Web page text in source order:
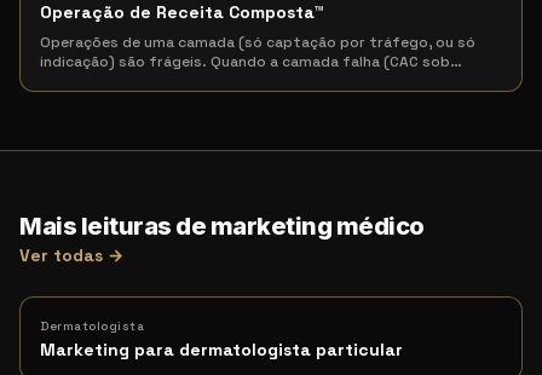
Operação de Receita Composta™
Operações de uma camada (só captação por tráfego, ou só
indicação) são frágeis. Quando a camada falha (CAC sob…
Mais leituras de marketing médico
Ver todas →
Dermatologista
Marketing para dermatologista particular